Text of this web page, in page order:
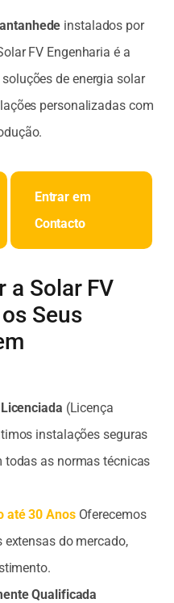
instalados por
FV Engenharia é a
de energia solar
personalizadas com
Entrar em
Contacto
a Solar FV
Seus
(Licença
instalações seguras
as normas técnicas
até 30 AnosOferecemos
do mercado,
Qualificada